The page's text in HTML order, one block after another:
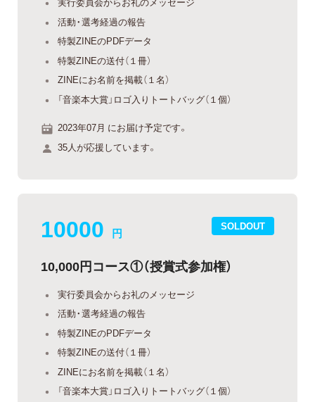
活動・選考経過の報告
特製ZINEのPDFデータ
特製ZINEの送付（１冊）
ZINEにお名前を掲載（１名）
「音楽本大賞」ロゴ入りトートバッグ（１個）
2023年07月 にお届け予定です。
35人が応援しています。
SOLDOUT
10000 円
10,000円コース①（授賞式参加権）
実行委員会からお礼のメッセージ
活動・選考経過の報告
特製ZINEのPDFデータ
特製ZINEの送付（１冊）
ZINEにお名前を掲載（１名）
「音楽本大賞」ロゴ入りトートバッグ（１個）